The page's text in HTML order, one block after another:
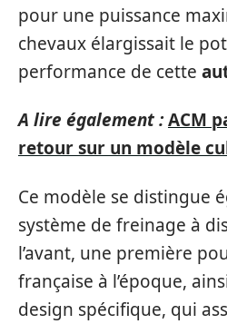
pour une puissance
chevaux élargissait le
performance de cette
A lire également :ACM
retour sur un modèle
Ce modèle se distingue
système de freinage à
l’avant, une première
française à l’époque,
design spécifique, qui